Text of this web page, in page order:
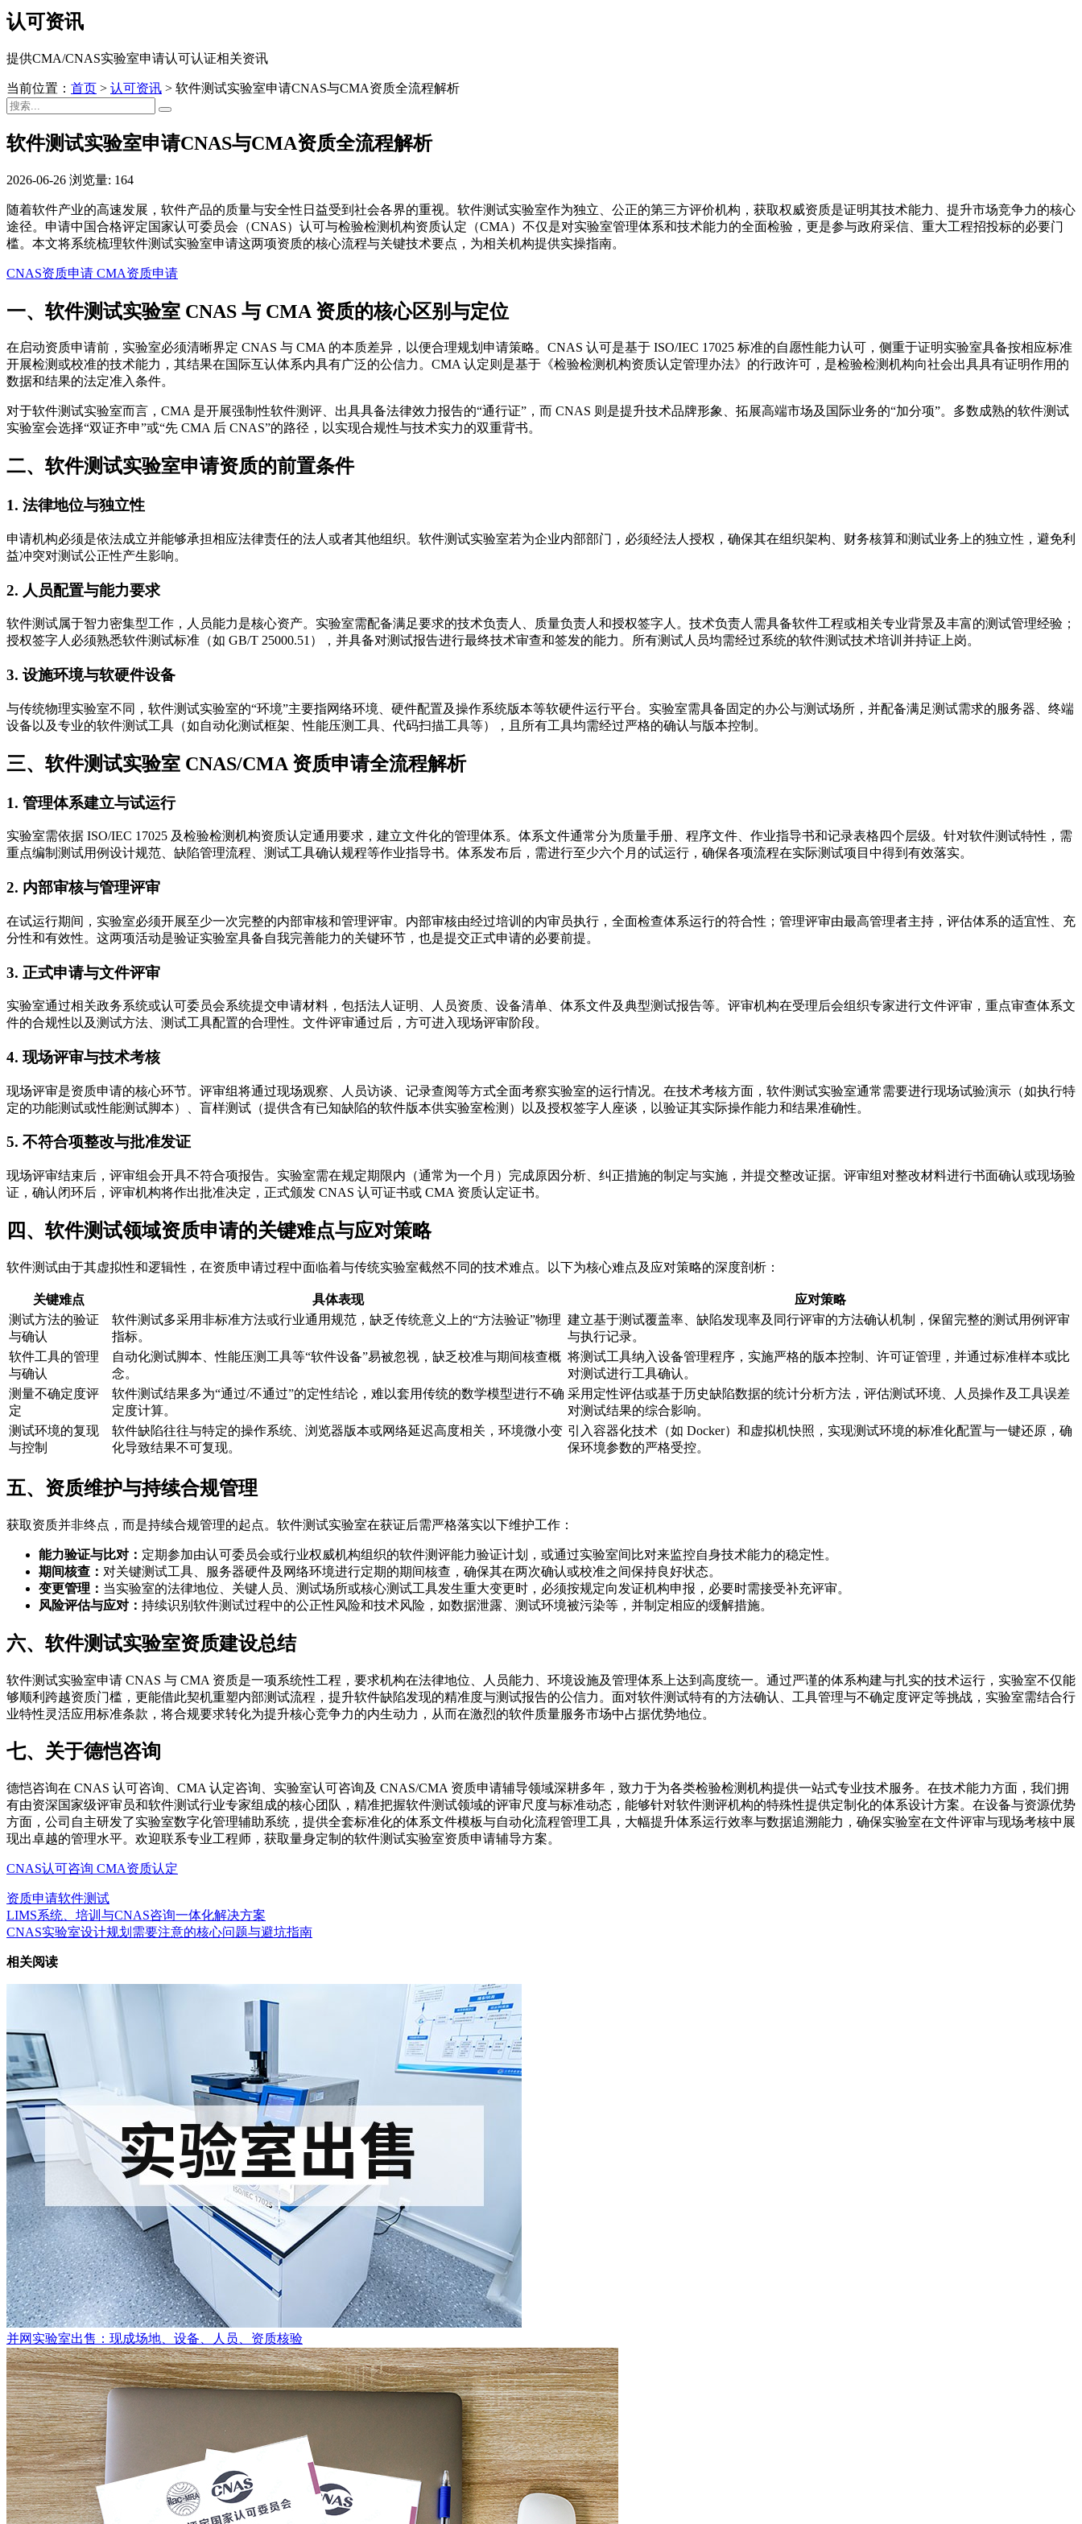
认可资讯
提供CMA/CNAS实验室申请认可认证相关资讯
当前位置： 首页 > 认可资讯 > 软件测试实验室申请CNAS与CMA资质全流程解析
软件测试实验室申请CNAS与CMA资质全流程解析
2026-06-26 浏览量: 164
随着软件产业的高速发展，软件产品的质量与安全性日益受到社会各界的重视。软件测试实验室作为独立、公正的第三方评价机构，获取权威资质是证明其技术能力、提升市场竞争力的核心
途径。申请中国合格评定国家认可委员会（CNAS）认可与检验检测机构资质认定（CMA）不仅是对实验室管理体系和技术能力的全面检验，更是参与政府采信、重大工程招投标的必要门
槛。本文将系统梳理软件测试实验室申请这两项资质的核心流程与关键技术要点，为相关机构提供实操指南。
CNAS资质申请 CMA资质申请
一、软件测试实验室 CNAS 与 CMA 资质的核心区别与定位
在启动资质申请前，实验室必须清晰界定 CNAS 与 CMA 的本质差异，以便合理规划申请策略。CNAS 认可是基于 ISO/IEC 17025 标准的自愿性能力认可，侧重于证明实验室具备按相应标准
开展检测或校准的技术能力，其结果在国际互认体系内具有广泛的公信力。CMA 认定则是基于《检验检测机构资质认定管理办法》的行政许可，是检验检测机构向社会出具具有证明作用的
数据和结果的法定准入条件。
对于软件测试实验室而言，CMA 是开展强制性软件测评、出具具备法律效力报告的“通行证”，而 CNAS 则是提升技术品牌形象、拓展高端市场及国际业务的“加分项”。多数成熟的软件测试
实验室会选择“双证齐申”或“先 CMA 后 CNAS”的路径，以实现合规性与技术实力的双重背书。
二、软件测试实验室申请资质的前置条件
1. 法律地位与独立性
申请机构必须是依法成立并能够承担相应法律责任的法人或者其他组织。软件测试实验室若为企业内部部门，必须经法人授权，确保其在组织架构、财务核算和测试业务上的独立性，避免利
益冲突对测试公正性产生影响。
2. 人员配置与能力要求
软件测试属于智力密集型工作，人员能力是核心资产。实验室需配备满足要求的技术负责人、质量负责人和授权签字人。技术负责人需具备软件工程或相关专业背景及丰富的测试管理经验；
授权签字人必须熟悉软件测试标准（如 GB/T 25000.51），并具备对测试报告进行最终技术审查和签发的能力。所有测试人员均需经过系统的软件测试技术培训并持证上岗。
3. 设施环境与软硬件设备
与传统物理实验室不同，软件测试实验室的“环境”主要指网络环境、硬件配置及操作系统版本等软硬件运行平台。实验室需具备固定的办公与测试场所，并配备满足测试需求的服务器、终端
设备以及专业的软件测试工具（如自动化测试框架、性能压测工具、代码扫描工具等），且所有工具均需经过严格的确认与版本控制。
三、软件测试实验室 CNAS/CMA 资质申请全流程解析
1. 管理体系建立与试运行
实验室需依据 ISO/IEC 17025 及检验检测机构资质认定通用要求，建立文件化的管理体系。体系文件通常分为质量手册、程序文件、作业指导书和记录表格四个层级。针对软件测试特性，需
重点编制测试用例设计规范、缺陷管理流程、测试工具确认规程等作业指导书。体系发布后，需进行至少六个月的试运行，确保各项流程在实际测试项目中得到有效落实。
2. 内部审核与管理评审
在试运行期间，实验室必须开展至少一次完整的内部审核和管理评审。内部审核由经过培训的内审员执行，全面检查体系运行的符合性；管理评审由最高管理者主持，评估体系的适宜性、充
分性和有效性。这两项活动是验证实验室具备自我完善能力的关键环节，也是提交正式申请的必要前提。
3. 正式申请与文件评审
实验室通过相关政务系统或认可委员会系统提交申请材料，包括法人证明、人员资质、设备清单、体系文件及典型测试报告等。评审机构在受理后会组织专家进行文件评审，重点审查体系文
件的合规性以及测试方法、测试工具配置的合理性。文件评审通过后，方可进入现场评审阶段。
4. 现场评审与技术考核
现场评审是资质申请的核心环节。评审组将通过现场观察、人员访谈、记录查阅等方式全面考察实验室的运行情况。在技术考核方面，软件测试实验室通常需要进行现场试验演示（如执行特
定的功能测试或性能测试脚本）、盲样测试（提供含有已知缺陷的软件版本供实验室检测）以及授权签字人座谈，以验证其实际操作能力和结果准确性。
5. 不符合项整改与批准发证
现场评审结束后，评审组会开具不符合项报告。实验室需在规定期限内（通常为一个月）完成原因分析、纠正措施的制定与实施，并提交整改证据。评审组对整改材料进行书面确认或现场验
证，确认闭环后，评审机构将作出批准决定，正式颁发 CNAS 认可证书或 CMA 资质认定证书。
四、软件测试领域资质申请的关键难点与应对策略
软件测试由于其虚拟性和逻辑性，在资质申请过程中面临着与传统实验室截然不同的技术难点。以下为核心难点及应对策略的深度剖析：
关键难点 具体表现
应对策略
测试方法的验证
与确认
软件测试多采用非标准方法或行业通用规范，缺乏传统意义上的“方法验证”物理
指标。
建立基于测试覆盖率、缺陷发现率及同行评审的方法确认机制，保留完整的测试用例评审
与执行记录。
软件工具的管理
与确认
自动化测试脚本、性能压测工具等“软件设备”易被忽视，缺乏校准与期间核查概
念。
将测试工具纳入设备管理程序，实施严格的版本控制、许可证管理，并通过标准样本或比
对测试进行工具确认。
测量不确定度评
定
软件测试结果多为“通过/不通过”的定性结论，难以套用传统的数学模型进行不确
定度计算。
采用定性评估或基于历史缺陷数据的统计分析方法，评估测试环境、人员操作及工具误差
对测试结果的综合影响。
测试环境的复现
与控制
软件缺陷往往与特定的操作系统、浏览器版本或网络延迟高度相关，环境微小变
化导致结果不可复现。
引入容器化技术（如 Docker）和虚拟机快照，实现测试环境的标准化配置与一键还原，确
保环境参数的严格受控。
五、资质维护与持续合规管理
获取资质并非终点，而是持续合规管理的起点。软件测试实验室在获证后需严格落实以下维护工作：
能力验证与比对： 定期参加由认可委员会或行业权威机构组织的软件测评能力验证计划，或通过实验室间比对来监控自身技术能力的稳定性。
期间核查： 对关键测试工具、服务器硬件及网络环境进行定期的期间核查，确保其在两次确认或校准之间保持良好状态。
变更管理： 当实验室的法律地位、关键人员、测试场所或核心测试工具发生重大变更时，必须按规定向发证机构申报，必要时需接受补充评审。
风险评估与应对： 持续识别软件测试过程中的公正性风险和技术风险，如数据泄露、测试环境被污染等，并制定相应的缓解措施。
六、软件测试实验室资质建设总结
软件测试实验室申请 CNAS 与 CMA 资质是一项系统性工程，要求机构在法律地位、人员能力、环境设施及管理体系上达到高度统一。通过严谨的体系构建与扎实的技术运行，实验室不仅能
够顺利跨越资质门槛，更能借此契机重塑内部测试流程，提升软件缺陷发现的精准度与测试报告的公信力。面对软件测试特有的方法确认、工具管理与不确定度评定等挑战，实验室需结合行
业特性灵活应用标准条款，将合规要求转化为提升核心竞争力的内生动力，从而在激烈的软件质量服务市场中占据优势地位。
七、关于德恺咨询
德恺咨询在 CNAS 认可咨询、CMA 认定咨询、实验室认可咨询及 CNAS/CMA 资质申请辅导领域深耕多年，致力于为各类检验检测机构提供一站式专业技术服务。在技术能力方面，我们拥
有由资深国家级评审员和软件测试行业专家组成的核心团队，精准把握软件测试领域的评审尺度与标准动态，能够针对软件测评机构的特殊性提供定制化的体系设计方案。在设备与资源优势
方面，公司自主研发了实验室数字化管理辅助系统，提供全套标准化的体系文件模板与自动化流程管理工具，大幅提升体系运行效率与数据追溯能力，确保实验室在文件评审与现场考核中展
现出卓越的管理水平。欢迎联系专业工程师，获取量身定制的软件测试实验室资质申请辅导方案。
CNAS认可咨询 CMA资质认定
资质申请软件测试
LIMS系统、培训与CNAS咨询一体化解决方案
CNAS实验室设计规划需要注意的核心问题与避坑指南
相关阅读
并网实验室出售：现成场地、设备、人员、资质核验